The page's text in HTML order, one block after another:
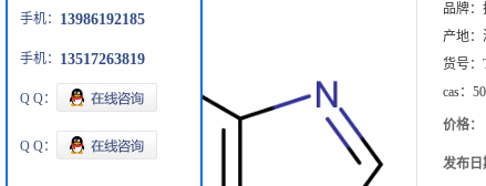
品牌：
产地：
货号：
cas：
价格：
发布日
手机： 13986192185
手机： 13517263819
Q Q：
Q Q：